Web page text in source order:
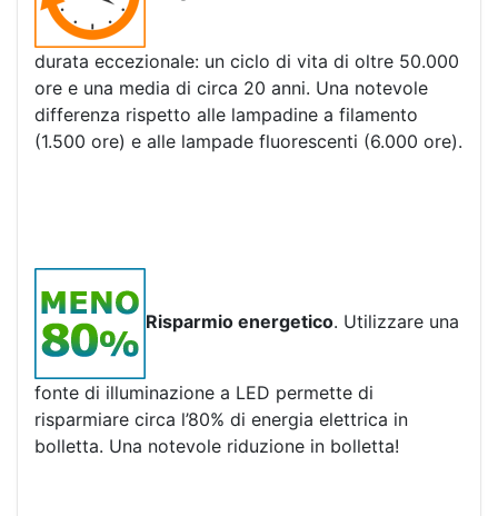
durata eccezionale: un ciclo di vita di oltre 50.000
ore e una media di circa 20 anni. Una notevole
differenza rispetto alle lampadine a filamento
(1.500 ore) e alle lampade fluorescenti (6.000 ore).
Risparmio energetico. Utilizzare una
fonte di illuminazione a LED permette di
risparmiare circa l’80% di energia elettrica in
bolletta. Una notevole riduzione in bolletta!